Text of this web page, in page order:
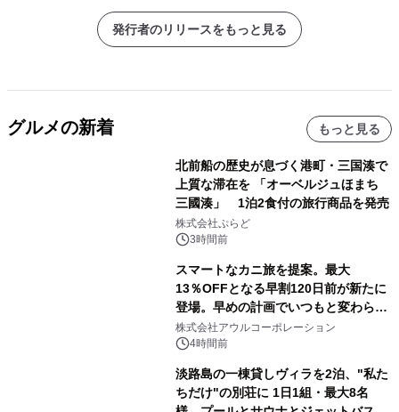
発行者のリリースをもっと見る
グルメの新着 もっと見る
北前船の歴史が息づく港町・三国湊で
上質な滞在を 「オーベルジュほまち
三國湊」 1泊2食付の旅行商品を発売
株式会社ぷらど
3時間前
スマートなカニ旅を提案。最大
13％OFFとなる早割120日前が新たに
登場。早めの計画でいつもと変わらぬ
大人の冬旅を。ー夕日ヶ浦温泉「佳松
苑 別邸ふうか」ー
株式会社アウルコーポレーション
4時間前
淡路島の一棟貸しヴィラを2泊、"私た
ちだけ"の別荘に 1日1組・最大8名